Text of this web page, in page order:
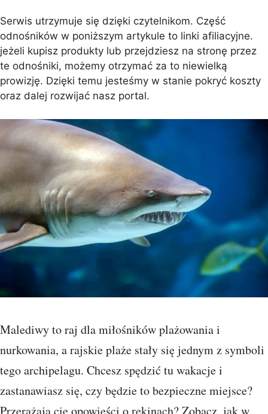
Serwis utrzymuje się dzięki czytelnikom. Część
odnośników w poniższym artykule to linki afiliacyjne.
jeżeli kupisz produkty lub przejdziesz na stronę przez
te odnośniki, możemy otrzymać za to niewielką
prowizję. Dzięki temu jesteśmy w stanie pokryć koszty
oraz dalej rozwijać nasz portal.
Malediwy to raj dla miłośników plażowania i
nurkowania, a rajskie plaże stały się jednym z symboli
tego archipelagu. Chcesz spędzić tu wakacje i
zastanawiasz się, czy będzie to bezpieczne miejsce?